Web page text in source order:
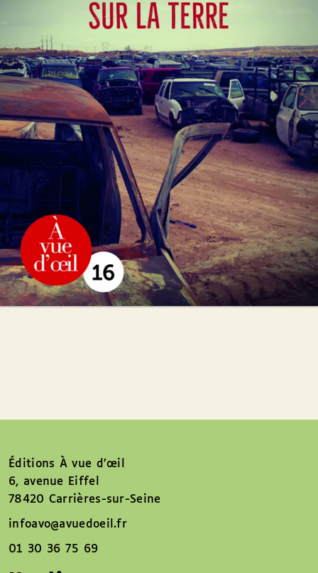
Les Larmes noires sur la terre
Sandrine Collette
23€
Éditions À vue d’œil
6, avenue Eiffel
78420 Carrières-sur-Seine
infoavo@avuedoeil.fr
01 30 36 75 69